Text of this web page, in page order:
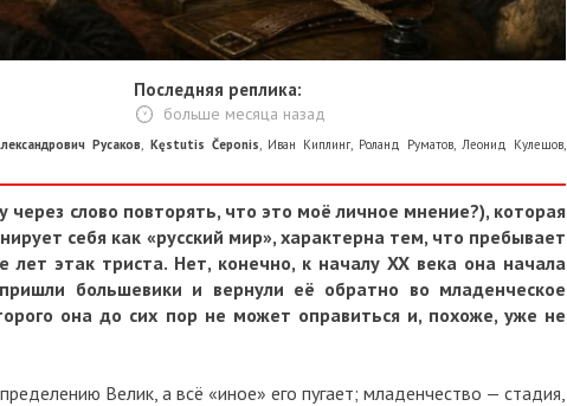
Последняя реплика:
больше месяца назад
Русаков, Kęstutis Čeponis, Иван Киплинг, Роланд Руматов,Леонид Кулешов,
через слово повторять, что это моё личное мнение?), которая
себя как «русский мир», характерна тем, что пребывает
лет этак триста. Нет, конечно, к началу XX века она начала
большевики и вернули её обратно во младенческое
она до сих пор не может оправиться и, похоже, уже не
Велик, а всё «иное» его пугает; младенчество — стадия,